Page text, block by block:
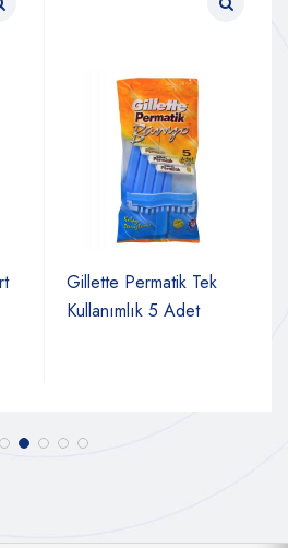
Gillette Permatik Tek
Kullanımlık 5 Adet